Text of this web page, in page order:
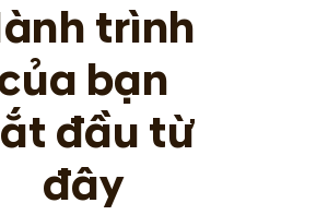
trình
bạn
đầu từ
đây